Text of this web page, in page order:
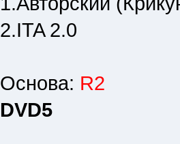
2.ITA 2.0
Основа: R2
DVD5